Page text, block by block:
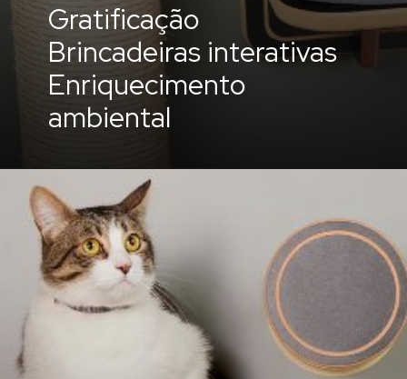
Gratificação
Brincadeiras interativas
Enriquecimento
ambiental